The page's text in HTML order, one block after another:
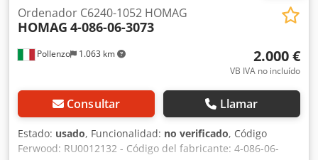
Pollenzo 1.063 km
Ordenador C6240-1052 HOMAG
HOMAG 4-086-06-3073
2.000 €
VB IVA no incluído
Consultar Llamar
Estado: usado, Funcionalidad: no verificado, Código
Ferwood: RU0012132 - Código del fabricante: 4-086-06-